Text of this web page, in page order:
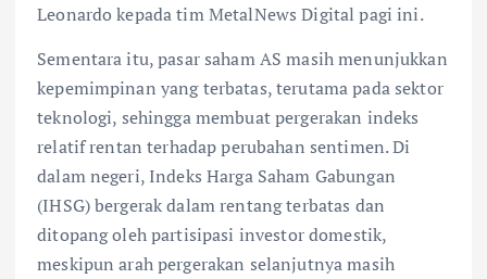
Leonardo kepada tim MetalNews Digital pagi ini.
Sementara itu, pasar saham AS masih menunjukkan
kepemimpinan yang terbatas, terutama pada sektor
teknologi, sehingga membuat pergerakan indeks
relatif rentan terhadap perubahan sentimen. Di
dalam negeri, Indeks Harga Saham Gabungan
(IHSG) bergerak dalam rentang terbatas dan
ditopang oleh partisipasi investor domestik,
meskipun arah pergerakan selanjutnya masih